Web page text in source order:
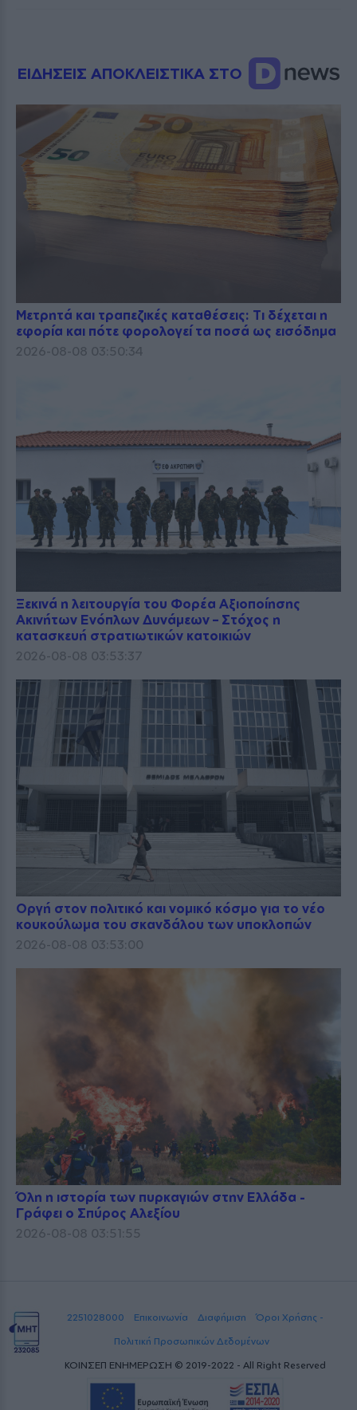
ΕΙΔΗΣΕΙΣ ΑΠΟΚΛΕΙΣΤΙΚΑ ΣΤΟ
Μετρητά και τραπεζικές καταθέσεις: Τι δέχεται η
εφορία και πότε φορολογεί τα ποσά ως εισόδημα
2026-08-08 03:50:34
Ξεκινά η λειτουργία του Φορέα Αξιοποίησης
Ακινήτων Ενόπλων Δυνάμεων – Στόχος η
κατασκευή στρατιωτικών κατοικιών
2026-08-08 03:53:37
Οργή στον πολιτικό και νομικό κόσμο για το νέο
κουκούλωμα του σκανδάλου των υποκλοπών
2026-08-08 03:53:00
Όλη η ιστορία των πυρκαγιών στην Ελλάδα -
Γράφει ο Σπύρος Αλεξίου
2026-08-08 03:51:55
2251028000 Επικοινωνία Διαφήμιση
Όροι Χρήσης -
Πολιτική Προσωπικών Δεδομένων
ΚΟΙΝΣΕΠ ΕΝΗΜΕΡΩΣΗ © 2019-2022 - All Right Reserved